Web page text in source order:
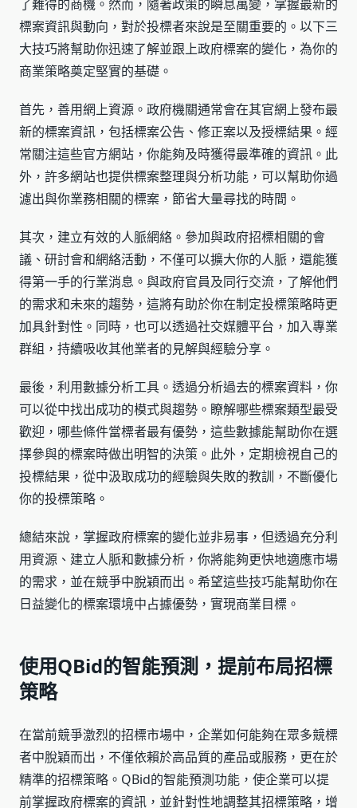
了難得的商機。然而，隨著政策的瞬息萬變，掌握最新的
標案資訊與動向，對於投標者來說是至關重要的。以下三
大技巧將幫助你迅速了解並跟上政府標案的變化，為你的
商業策略奠定堅實的基礎。
首先，善用網上資源。政府機關通常會在其官網上發布最
新的標案資訊，包括標案公告、修正案以及授標結果。經
常關注這些官方網站，你能夠及時獲得最準確的資訊。此
外，許多網站也提供標案整理與分析功能，可以幫助你過
濾出與你業務相關的標案，節省大量尋找的時間。
其次，建立有效的人脈網絡。參加與政府招標相關的會
議、研討會和網絡活動，不僅可以擴大你的人脈，還能獲
得第一手的行業消息。與政府官員及同行交流，了解他們
的需求和未來的趨勢，這將有助於你在制定投標策略時更
加具針對性。同時，也可以透過社交媒體平台，加入專業
群組，持續吸收其他業者的見解與經驗分享。
最後，利用數據分析工具。透過分析過去的標案資料，你
可以從中找出成功的模式與趨勢。瞭解哪些標案類型最受
歡迎，哪些條件當標者最有優勢，這些數據能幫助你在選
擇參與的標案時做出明智的決策。此外，定期檢視自己的
投標結果，從中汲取成功的經驗與失敗的教訓，不斷優化
你的投標策略。
總結來說，掌握政府標案的變化並非易事，但透過充分利
用資源、建立人脈和數據分析，你將能夠更快地適應市場
的需求，並在競爭中脫穎而出。希望這些技巧能幫助你在
日益變化的標案環境中占據優勢，實現商業目標。
使用QBid的智能預測，提前布局招標
策略
在當前競爭激烈的招標市場中，企業如何能夠在眾多競標
者中脫穎而出，不僅依賴於高品質的產品或服務，更在於
精準的招標策略。QBid的智能預測功能，使企業可以提
前掌握政府標案的資訊，並針對性地調整其招標策略，增